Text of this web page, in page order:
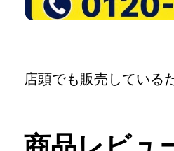
店頭でも販売している